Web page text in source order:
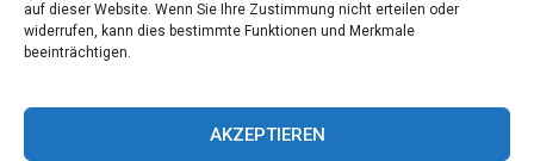
auf dieser Website. Wenn Sie Ihre Zustimmung nicht erteilen oder
widerrufen, kann dies bestimmte Funktionen und Merkmale
beeinträchtigen.
AKZEPTIEREN